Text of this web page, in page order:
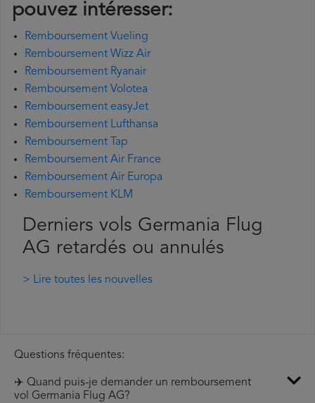
pouvez intéresser:
Remboursement Vueling
Remboursement Wizz Air
Remboursement Ryanair
Remboursement Volotea
Remboursement easyJet
Remboursement Lufthansa
Remboursement Tap
Remboursement Air France
Remboursement Air Europa
Remboursement KLM
Derniers vols Germania Flug
AG retardés ou annulés
> Lire toutes les nouvelles
Questions fréquentes:
✈️ Quand puis-je demander un remboursement
vol Germania Flug AG?